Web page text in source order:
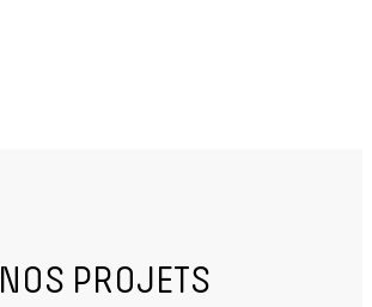
NOS PROJETS